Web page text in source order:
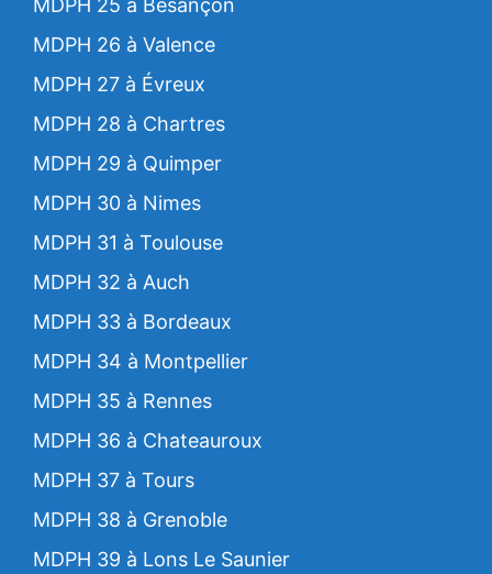
MDPH 25 à Besançon
MDPH 26 à Valence
MDPH 27 à Évreux
MDPH 28 à Chartres
MDPH 29 à Quimper
MDPH 30 à Nimes
MDPH 31 à Toulouse
MDPH 32 à Auch
MDPH 33 à Bordeaux
MDPH 34 à Montpellier
MDPH 35 à Rennes
MDPH 36 à Chateauroux
MDPH 37 à Tours
MDPH 38 à Grenoble
MDPH 39 à Lons Le Saunier